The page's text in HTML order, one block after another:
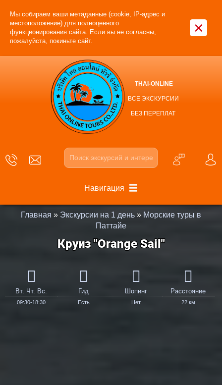
Мы собираем ваши метаданные (cookie, IP-адрес и
местоположение) для полноценного
функционирования сайта. Если вы не согласны,
пожалуйста, покиньте сайт.
×
THAI-ONLINE
ВСЕ ЭКСКУРСИИ
БЕЗ ПЕРЕПЛАТ
Навигация
Главная » Экскурсии на 1 день » Морские туры в
Паттайе
Круиз "Orange Sail"
Вт. Чт. Вс.
09:30-18:30
Гид
Есть
Шопинг
Нет
Расстояние
22 км